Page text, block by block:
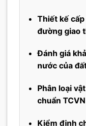
Thiết kế
đường giao
Đánh giá
nước của
Phân loại
chuẩn
Kiểm định